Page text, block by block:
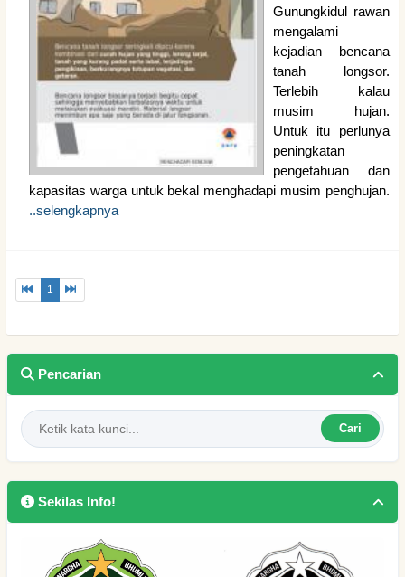
Gunungkidul rawan
mengalami
kejadian bencana
tanah longsor.
Terlebih kalau
musim hujan.
Untuk itu perlunya
peningkatan
pengetahuan dan
kapasitas warga untuk bekal menghadapi musim penghujan.
..selengkapnya
1
Pencarian
Cari
Sekilas Info!